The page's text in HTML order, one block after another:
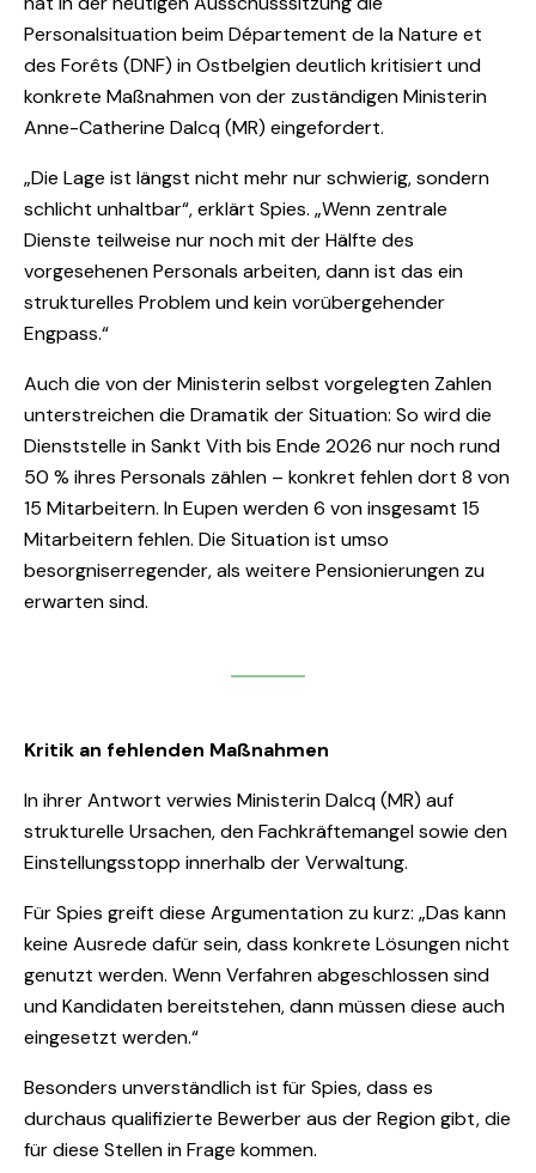
Personalsituation beim Département de la Nature et
des Forêts (DNF) in Ostbelgien deutlich kritisiert und
konkrete Maßnahmen von der zuständigen Ministerin
Anne-Catherine Dalcq (MR) eingefordert.
„Die Lage ist längst nicht mehr nur schwierig, sondern
schlicht unhaltbar“, erklärt Spies. „Wenn zentrale
Dienste teilweise nur noch mit der Hälfte des
vorgesehenen Personals arbeiten, dann ist das ein
strukturelles Problem und kein vorübergehender
Engpass.“
Auch die von der Ministerin selbst vorgelegten Zahlen
unterstreichen die Dramatik der Situation: So wird die
Dienststelle in Sankt Vith bis Ende 2026 nur noch rund
50 % ihres Personals zählen – konkret fehlen dort 8 von
15 Mitarbeitern. In Eupen werden 6 von insgesamt 15
Mitarbeitern fehlen. Die Situation ist umso
besorgniserregender, als weitere Pensionierungen zu
erwarten sind.
Kritik an fehlenden Maßnahmen
In ihrer Antwort verwies Ministerin Dalcq (MR) auf
strukturelle Ursachen, den Fachkräftemangel sowie den
Einstellungsstopp innerhalb der Verwaltung.
Für Spies greift diese Argumentation zu kurz: „Das kann
keine Ausrede dafür sein, dass konkrete Lösungen nicht
genutzt werden. Wenn Verfahren abgeschlossen sind
und Kandidaten bereitstehen, dann müssen diese auch
eingesetzt werden.“
Besonders unverständlich ist für Spies, dass es
durchaus qualifizierte Bewerber aus der Region gibt, die
für diese Stellen in Frage kommen.